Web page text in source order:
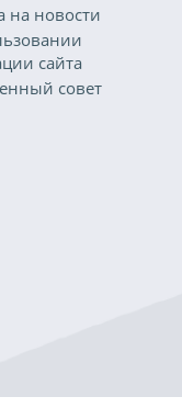
на новости
сайта
совет